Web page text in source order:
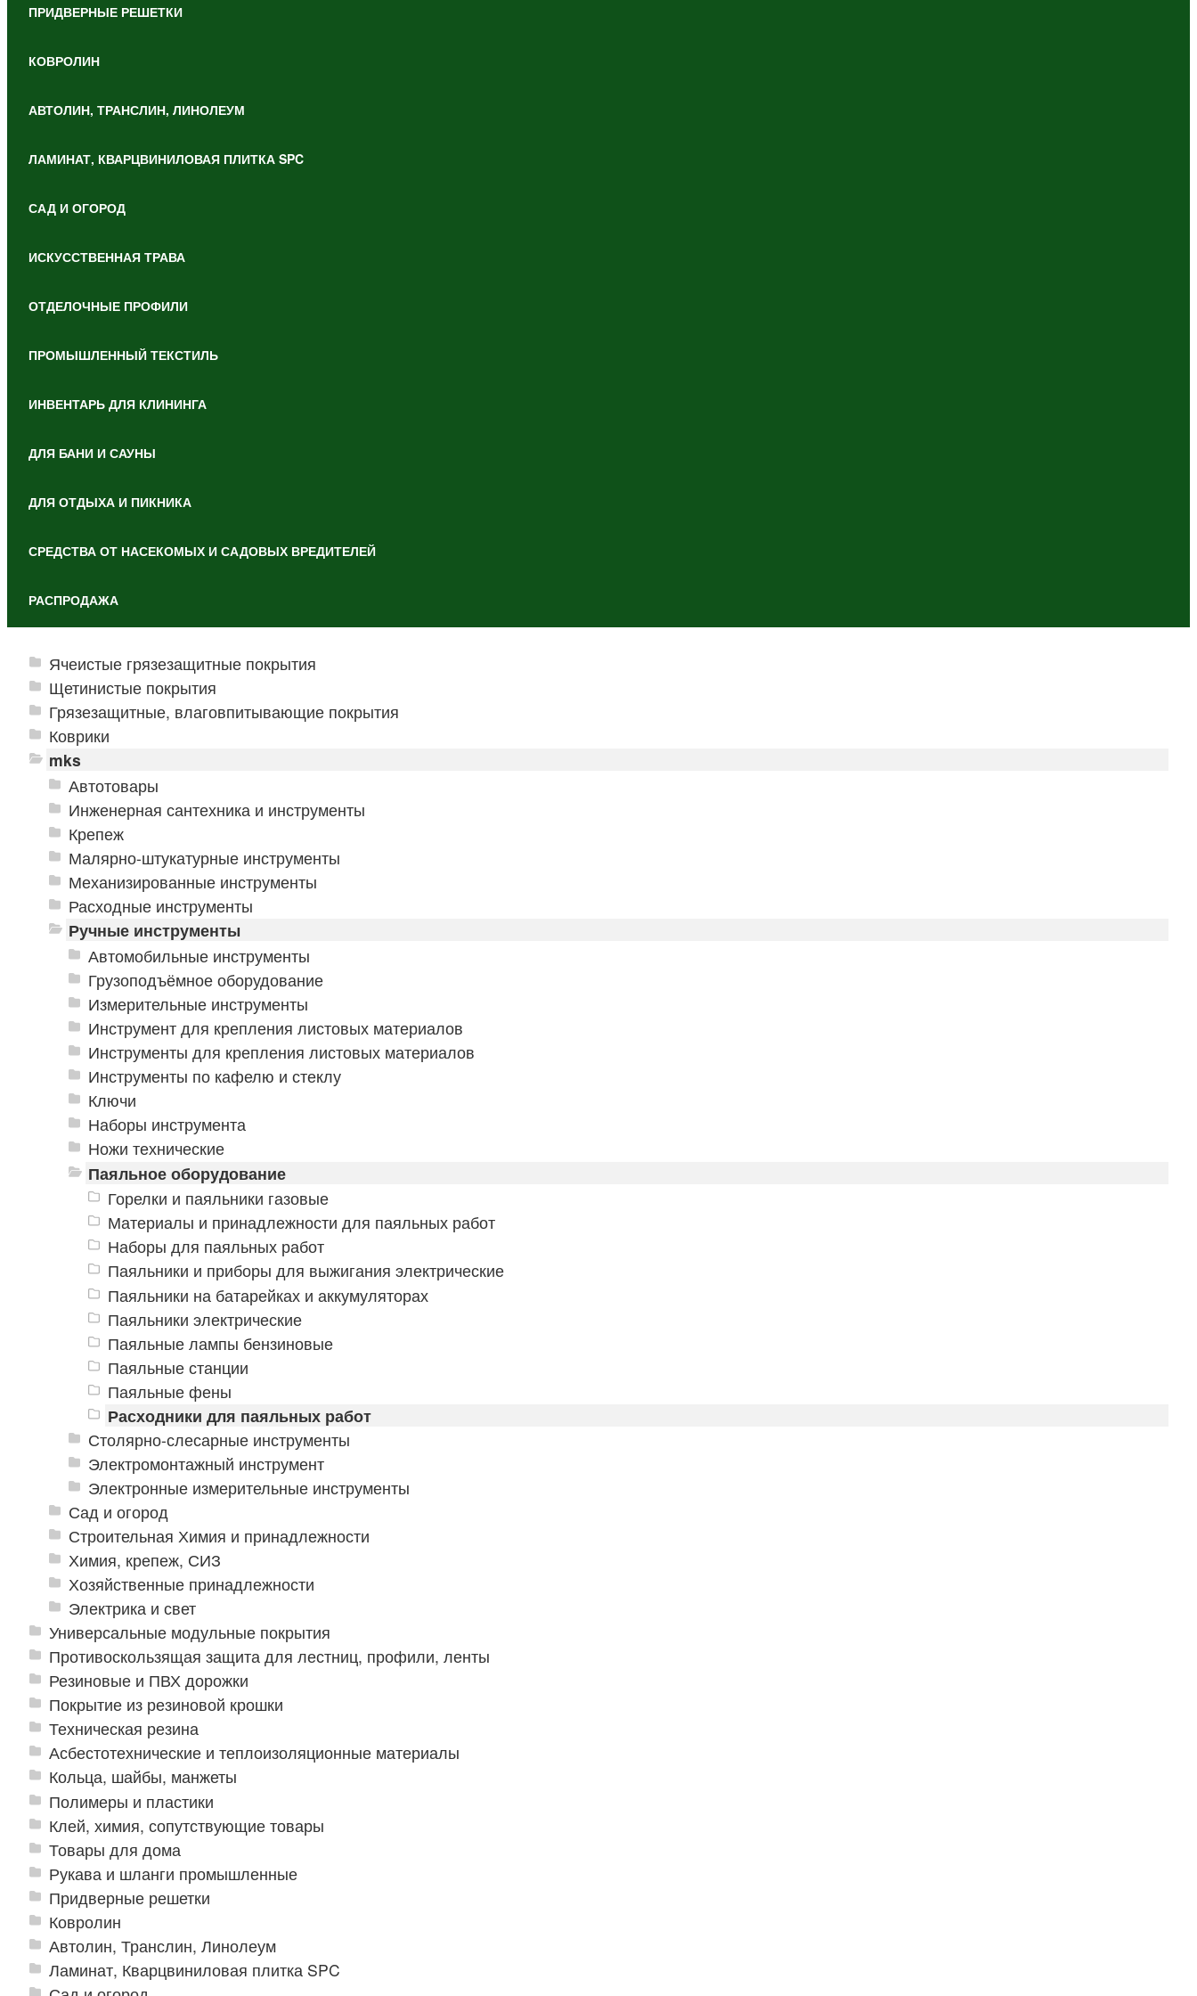
ПРИДВЕРНЫЕ РЕШЕТКИ
КОВРОЛИН
АВТОЛИН, ТРАНСЛИН, ЛИНОЛЕУМ
ЛАМИНАТ, КВАРЦВИНИЛОВАЯ ПЛИТКА SPC
САД И ОГОРОД
ИСКУССТВЕННАЯ ТРАВА
ОТДЕЛОЧНЫЕ ПРОФИЛИ
ПРОМЫШЛЕННЫЙ ТЕКСТИЛЬ
ИНВЕНТАРЬ ДЛЯ КЛИНИНГА
ДЛЯ БАНИ И САУНЫ
ДЛЯ ОТДЫХА И ПИКНИКА
СРЕДСТВА ОТ НАСЕКОМЫХ И САДОВЫХ ВРЕДИТЕЛЕЙ
РАСПРОДАЖА
Ячеистые грязезащитные покрытия
Щетинистые покрытия
Грязезащитные, влаговпитывающие покрытия
Коврики
mks
Автотовары
Инженерная сантехника и инструменты
Крепеж
Малярно-штукатурные инструменты
Механизированные инструменты
Расходные инструменты
Ручные инструменты
Автомобильные инструменты
Грузоподъёмное оборудование
Измерительные инструменты
Инструмент для крепления листовых материалов
Инструменты для крепления листовых материалов
Инструменты по кафелю и стеклу
Ключи
Наборы инструмента
Ножи технические
Паяльное оборудование
Горелки и паяльники газовые
Материалы и принадлежности для паяльных работ
Наборы для паяльных работ
Паяльники и приборы для выжигания электрические
Паяльники на батарейках и аккумуляторах
Паяльники электрические
Паяльные лампы бензиновые
Паяльные станции
Паяльные фены
Расходники для паяльных работ
Столярно-слесарные инструменты
Электромонтажный инструмент
Электронные измерительные инструменты
Сад и огород
Строительная Химия и принадлежности
Химия, крепеж, СИЗ
Хозяйственные принадлежности
Электрика и свет
Универсальные модульные покрытия
Противоскользящая защита для лестниц, профили, ленты
Резиновые и ПВХ дорожки
Покрытие из резиновой крошки
Техническая резина
Асбестотехнические и теплоизоляционные материалы
Кольца, шайбы, манжеты
Полимеры и пластики
Клей, химия, сопутствующие товары
Товары для дома
Рукава и шланги промышленные
Придверные решетки
Ковролин
Автолин, Транслин, Линолеум
Ламинат, Кварцвиниловая плитка SPC